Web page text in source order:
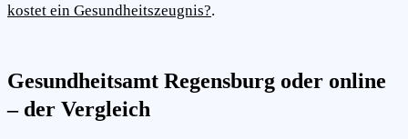
kostet ein Gesundheitszeugnis?.
Gesundheitsamt Regensburg oder online
– der Vergleich